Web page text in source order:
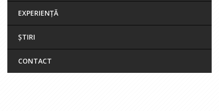
EXPERIENȚĂ
ȘTIRI
CONTACT